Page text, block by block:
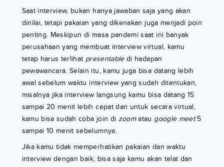
Saat interview, bukan hanya jawaban saja yang akan
dinilai, tetapi pakaian yang dikenakan juga menjadi poin
penting. Meskipun di masa pandemi saat ini banyak
perusahaan yang membuat interview virtual, kamu
tetap harus terlihat presentabledi hadapan
pewawancara. Selain itu, kamu juga bisa datang lebih
awal sebelum waktu interview yang sudah ditentukan,
misalnya jika interview langsung kamu bisa datang 15
sampai 20 menit lebih cepat dan untuk secara virtual,
kamu bisa sudah coba join di zoomatau google meet5
sampai 10 menit sebelumnya.
Jika kamu tidak memperhatikan pakaian dan waktu
interview dengan baik, bisa saja kamu akan telat dan